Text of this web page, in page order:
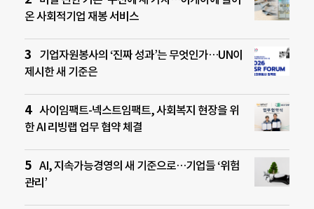
온 사회적기업 재봉 서비스
기업자원봉사의 ‘진짜 성과’는 무엇인가…UN이
제시한 새 기준은
사이임팩트-넥스트임팩트, 사회복지 현장을 위
한 AI 리빙랩 업무 협약 체결
AI, 지속가능경영의 새 기준으로…기업들 ‘위험
관리’